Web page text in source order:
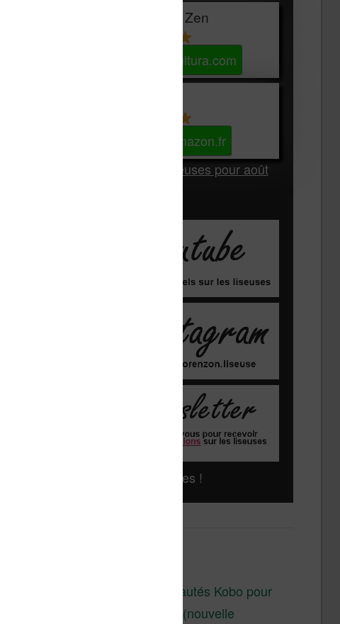
Vivlio Light Zen
Voir sur Cultura.com
Voir sur Amazon.fr
Les Meilleures liseuses pour août
Liseuses pas chères !
Les nouveautés Kobo pour
la fin 2026 (nouvelle